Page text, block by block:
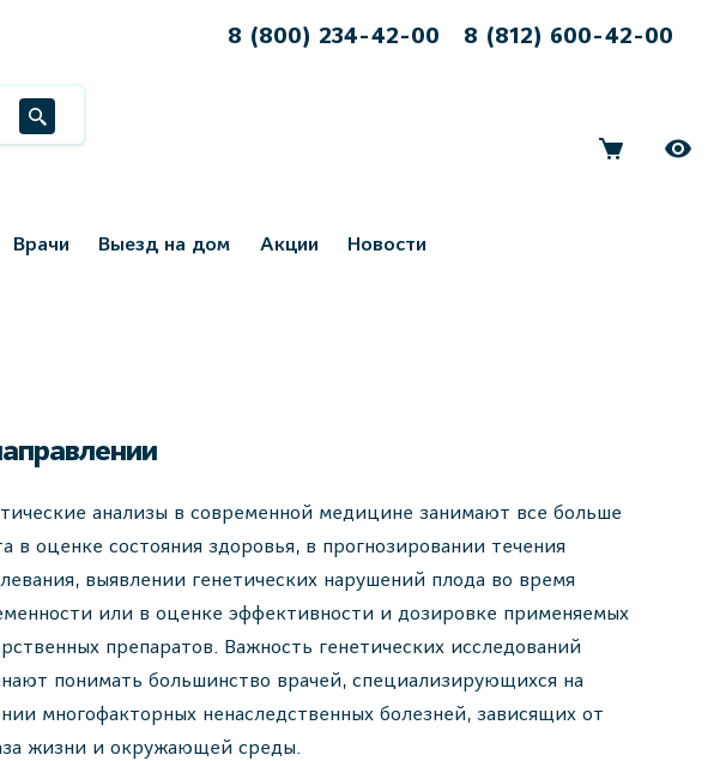
8 (800) 234-42-00 8 (812) 600-42-00
Врачи Выезд на дом Акции Новости
анализы в современной медицине занимают все больше
в оценке состояния здоровья, в прогнозировании течения
выявлении генетических нарушений плода во время
или в оценке эффективности и дозировке применяемых
препаратов. Важность генетических исследований
понимать большинство врачей, специализирующихся на
многофакторных ненаследственных болезней, зависящих от
жизни и окружающей среды.